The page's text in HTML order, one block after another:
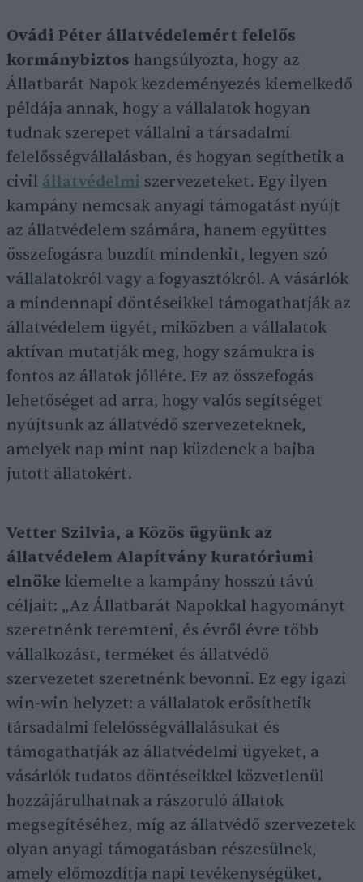
Ovádi Péter állatvédelemért felelős
kormánybiztos hangsúlyozta, hogy az
Állatbarát Napok kezdeményezés kiemelkedő
példája annak, hogy a vállalatok hogyan
tudnak szerepet vállalni a társadalmi
felelősségvállalásban, és hogyan segíthetik a
civil állatvédelmi szervezeteket. Egy ilyen
kampány nemcsak anyagi támogatást nyújt
az állatvédelem számára, hanem együttes
összefogásra buzdít mindenkit, legyen szó
vállalatokról vagy a fogyasztókról. A vásárlók
a mindennapi döntéseikkel támogathatják az
állatvédelem ügyét, miközben a vállalatok
aktívan mutatják meg, hogy számukra is
fontos az állatok jólléte. Ez az összefogás
lehetőséget ad arra, hogy valós segítséget
nyújtsunk az állatvédő szervezeteknek,
amelyek nap mint nap küzdenek a bajba
jutott állatokért.
Vetter Szilvia, a Közös ügyünk az
állatvédelem Alapítvány kuratóriumi
elnöke kiemelte a kampány hosszú távú
céljait: „Az Állatbarát Napokkal hagyományt
szeretnénk teremteni, és évről évre több
vállalkozást, terméket és állatvédő
szervezetet szeretnénk bevonni. Ez egy igazi
win-win helyzet: a vállalatok erősíthetik
társadalmi felelősségvállalásukat és
támogathatják az állatvédelmi ügyeket, a
vásárlók tudatos döntéseikkel közvetlenül
hozzájárulhatnak a rászoruló állatok
megsegítéséhez, míg az állatvédő szervezetek
olyan anyagi támogatásban részesülnek,
amely előmozdítja napi tevékenységüket,